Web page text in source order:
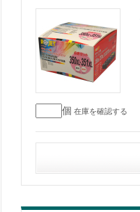
個 在庫を確認する